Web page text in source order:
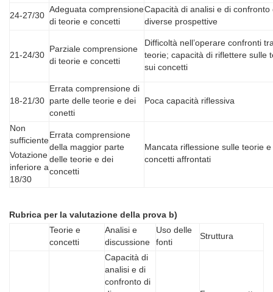
24-27/30
Adeguata comprensione
di teorie e concetti
Capacità di analisi e di confronto
diverse prospettive
21-24/30
Parziale comprensione
di teorie e concetti
Difficoltà nell’operare confronti
teorie; capacità di riflettere sulle
sui concetti
18-21/30
Errata comprensione di
parte delle teorie e dei
conetti
Poca capacità riflessiva
Non
sufficiente
Votazione
inferiore a
18/30
Errata comprensione
della maggior parte
delle teorie e dei
concetti
Mancata riflessione sulle teorie e
concetti affrontati
Rubrica per la valutazione della prova b)
Teorie e
concetti
Analisi e
discussione
Uso delle
fonti
Struttura
Capacità di
analisi e di
confronto di